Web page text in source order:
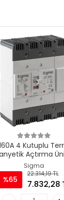
4 Kutuplu
Açtırma
Tip AG Devre
Sigma
%65
22.314,19 TL
7.832,28